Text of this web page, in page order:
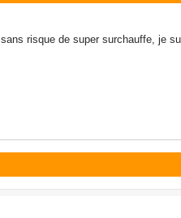
risque de super surchauffe, je